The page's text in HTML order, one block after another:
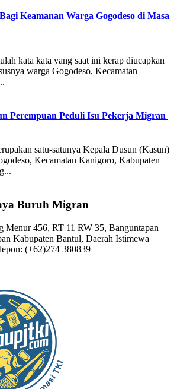
Keamanan Warga Gogodeso di Masa
kata kata yang saat ini kerap diucapkan
warga Gogodeso, Kecamatan
Perempuan Peduli Isu Pekerja Migran
satu-satunya Kepala Dusun (Kasun)
Kecamatan Kanigoro, Kabupaten
Buruh Migran
Menur 456, RT 11 RW 35, Banguntapan
Kabupaten Bantul, Daerah Istimewa
(+62)274 380839